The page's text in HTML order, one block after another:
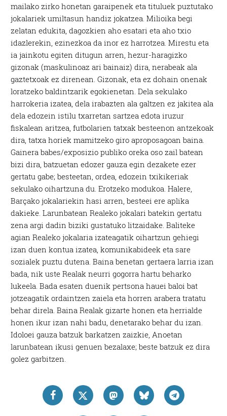
mailako zirko honetan garaipenek eta tituluek puztutako
jokalariek umiltasun handiz jokatzea. Milioika begi
zelatan edukita, dagozkien aho esatari eta aho txio
idazlerekin, ezinezkoa da inor ez harrotzea. Mirestu eta
ia jainkotu egiten ditugun arren, hezur-haragizko
gizonak (maskulinoaz ari bainaiz) dira, nerabeak ala
gaztetxoak ez direnean. Gizonak, eta ez dohain onenak
loratzeko baldintzarik egokienetan. Dela sekulako
harrokeria izatea, dela irabazten ala galtzen ez jakitea ala
dela edozein istilu txarretan sartzea edota iruzur
fiskalean aritzea, futbolarien tatxak besteenon antzekoak
dira, tatxa horiek mamitzeko giro aproposagoan baina.
Gainera babes/exposizio publiko oreka oso zail batean
bizi dira, batzuetan edozer gauza egin dezakete ezer
gertatu gabe; besteetan, ordea, edozein txikikeriak
sekulako oihartzuna du. Erotzeko modukoa. Halere,
Barçako jokalariekin hasi arren, besteei ere aplika
dakieke. Larunbatean Realeko jokalari batekin gertatu
zena argi dadin biziki gustatuko litzaidake. Baliteke
agian Realeko jokalaria izateagatik oihartzun gehiegi
izan duen kontua izatea, komunikabideek eta sare
sozialek puztu dutena. Baina benetan gertaera larria izan
bada, nik uste Realak neurri gogorra hartu beharko
lukeela. Bada esaten duenik pertsona hauei baloi bat
jotzeagatik ordaintzen zaiela eta horren arabera tratatu
behar direla. Baina Realak gizarte honen eta herrialde
honen ikur izan nahi badu, denetarako behar du izan.
Idoloei gauza batzuk barkatzen zaizkie, Anoetan
larunbatean ikusi genuen bezalaxe; beste batzuk ez dira
golez garbitzen.